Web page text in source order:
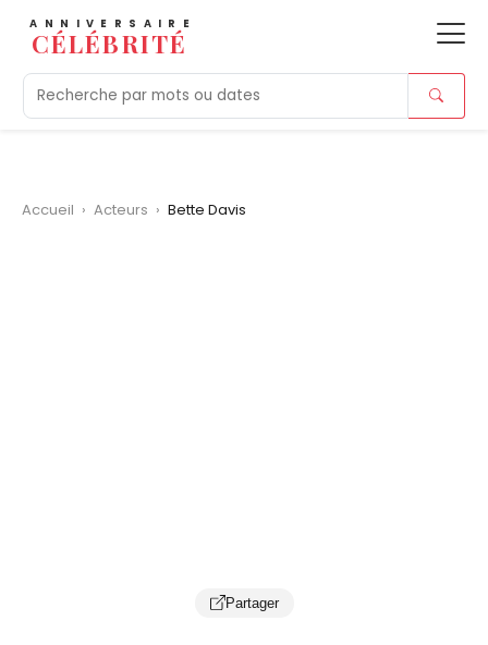
ANNIVERSAIRE
CÉLÉBRITÉ
Aujourd'hui Tendances Morts
Accueil › Acteurs › Bette Davis
Partager